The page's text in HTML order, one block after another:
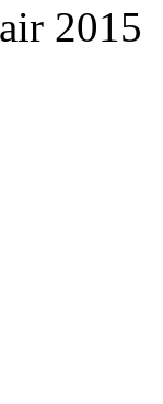
2015